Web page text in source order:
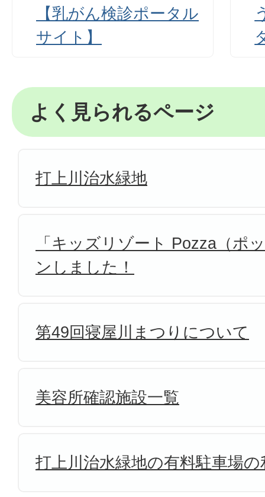
【乳がん検診ポータル
サイト】
よく見られるページ
打上川治水緑地
「キッズリゾート Pozza（ポ
ンしました！
第49回寝屋川まつりについて
美容所確認施設一覧
打上川治水緑地の有料駐車場